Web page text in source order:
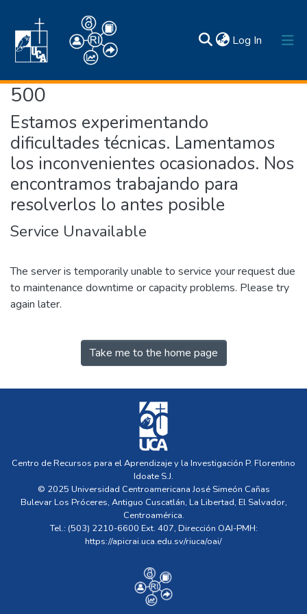
Log In (current)
Comunidades y colecciones
Estadísticas
Búsqueda por
Normativas
Acerca de
Contactos
500
Estamos experimentando
dificultades técnicas. Lamentamos
los inconvenientes ocasionados. Nos
encontramos trabajando para
resolverlos lo antes posible
Service Unavailable
The server is temporarily unable to service your request due
to maintenance downtime or capacity problems. Please try
again later.
Take me to the home page
Centro de Recursos para el Aprendizaje y la Investigación P. Florentino
Idoate S.J.
© 2025 Universidad Centroamericana José Simeón Cañas
Bulevar Los Próceres, Antiguo Cuscatlán, La Libertad, El Salvador,
Centroamérica.
Tel.: (503) 2210-6600 Ext. 407, Dirección OAI-PMH:
https://apicrai.uca.edu.sv/riuca/oai/